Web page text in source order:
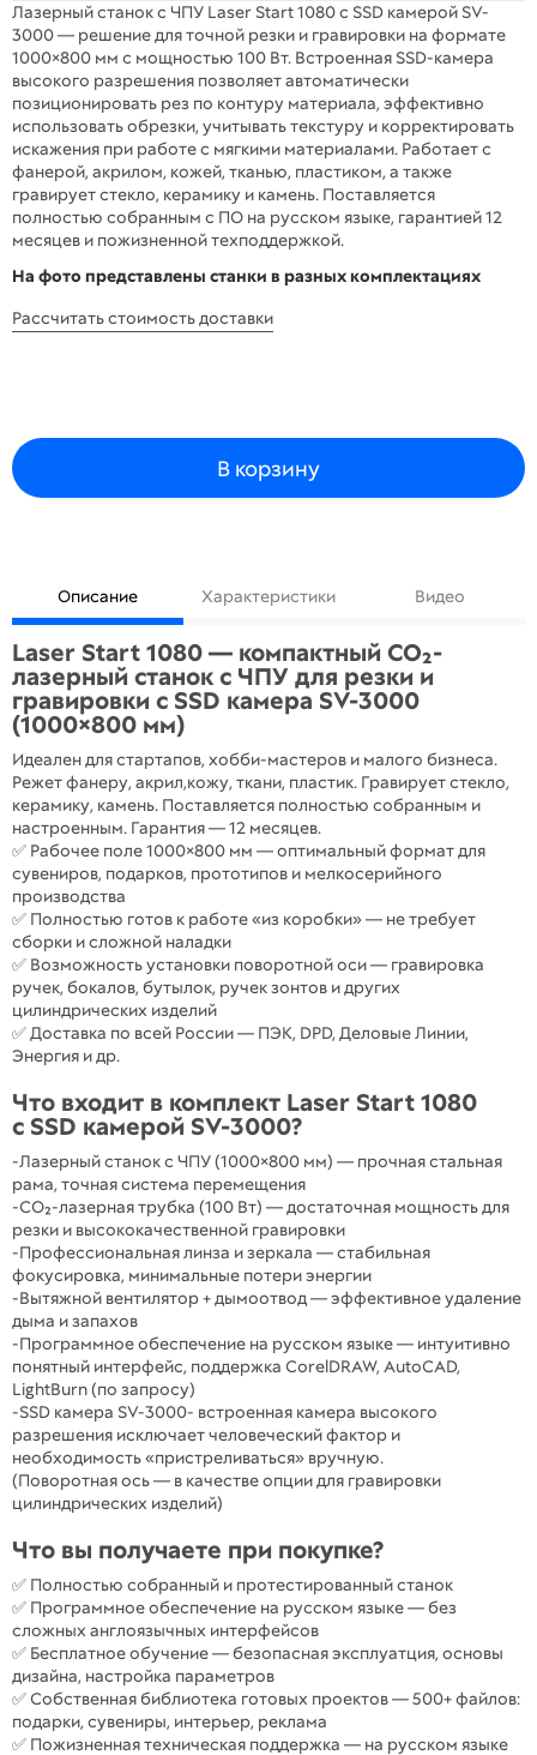
Лазерный станок с ЧПУ Laser Start 1080 с SSD камерой SV-
3000 — решение для точной резки и гравировки на формате
1000×800 мм с мощностью 100 Вт. Встроенная SSD-камера
высокого разрешения позволяет автоматически
позиционировать рез по контуру материала, эффективно
использовать обрезки, учитывать текстуру и корректировать
искажения при работе с мягкими материалами. Работает с
фанерой, акрилом, кожей, тканью, пластиком, а также
гравирует стекло, керамику и камень. Поставляется
полностью собранным с ПО на русском языке, гарантией 12
месяцев и пожизненной техподдержкой.
На фото представлены станки в разных комплектациях
Рассчитать стоимость доставки
В корзину
Описание Характеристики Видео
Laser Start 1080 — компактный CO₂-
лазерный станок с ЧПУ для резки и
гравировки с SSD камера SV-3000
(1000×800 мм)
Идеален для стартапов, хобби-мастеров и малого бизнеса.
Режет фанеру, акрил,кожу, ткани, пластик. Гравирует стекло,
керамику, камень. Поставляется полностью собранным и
настроенным. Гарантия — 12 месяцев.
✅ Рабочее поле 1000×800 мм — оптимальный формат для
сувениров, подарков, прототипов и мелкосерийного
производства
✅ Полностью готов к работе «из коробки» — не требует
сборки и сложной наладки
✅ Возможность установки поворотной оси — гравировка
ручек, бокалов, бутылок, ручек зонтов и других
цилиндрических изделий
✅ Доставка по всей России — ПЭК, DPD, Деловые Линии,
Энергия и др.
Что входит в комплект Laser Start 1080
с SSD камерой SV-3000?
-Лазерный станок с ЧПУ (1000×800 мм) — прочная стальная
рама, точная система перемещения
-CO₂-лазерная трубка (100 Вт) — достаточная мощность для
резки и высококачественной гравировки
-Профессиональная линза и зеркала — стабильная
фокусировка, минимальные потери энергии
-Вытяжной вентилятор + дымоотвод — эффективное удаление
дыма и запахов
-Программное обеспечение на русском языке — интуитивно
понятный интерфейс, поддержка CorelDRAW, AutoCAD,
LightBurn (по запросу)
-SSD камера SV-3000- встроенная камера высокого
разрешения исключает человеческий фактор и
необходимость «пристреливаться» вручную.
(Поворотная ось — в качестве опции для гравировки
цилиндрических изделий)
Что вы получаете при покупке?
✅ Полностью собранный и протестированный станок
✅ Программное обеспечение на русском языке — без
сложных англоязычных интерфейсов
✅ Бесплатное обучение — безопасная эксплуатция, основы
дизайна, настройка параметров
✅ Собственная библиотека готовых проектов — 500+ файлов:
подарки, сувениры, интерьер, реклама
✅ Пожизненная техническая поддержка — на русском языке